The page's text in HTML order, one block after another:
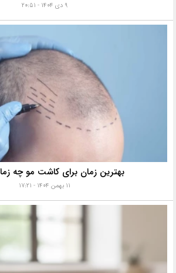
۹ دی ۱۴۰۴ - ۲۰:۵۱
بهترین زمان برای کاشت مو چه
۱۱ بهمن ۱۴۰۴ - ۱۷:۲۱